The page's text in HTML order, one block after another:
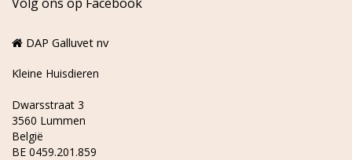
DAP Galluvet nv
Kleine Huisdieren
Dwarsstraat 3
3560 Lummen
België
BE 0459.201.859